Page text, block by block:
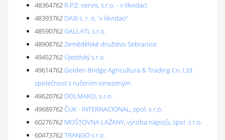
48364762 R.P.Z.-servis, s.r.o. - v likvidaci
48393762 DAXI s. r. o. 'v likvidaci'
48590762GALLATI, s.r.o.
48908762Zemědělské družstvo Sebranice
49452762 Újezdský s.r.o.
49614762Golden Bridge Agricultura & Trading Co. Ltd.
společnost s ručením omezeným
49620762 DOLMAKO, s.r.o.
49689762ČUK - INTERNACIONAL, spol. s r.o.
60276762 MOŠTOVNA LAŽANY, výroba nápojů, spol. s r.o.
60473762TRANGO s.r.o.